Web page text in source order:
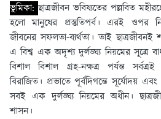
ভুমিকা:ছাত্রজীবন ভবিষ্যতের পল্লবিত
হলাে মানুষের প্রস্তুতিপর্ব। এরই ওপর
জীবনের সফলতা-ব্যর্থতা। তাই
এ বিশ্ব এক অদৃশ্য দুর্লঙ্ঘ্য নিয়মের সূত্রে
বিশাল বিশাল গ্রহ-নক্ষত্র পর্যন্ত
বিরাজিত। প্রভাতে পূর্বদিগন্তে সূর্যোদয় এবং
সবই এক দুর্লঙ্ঘ্য নিয়মের অধীন।
শাসন।